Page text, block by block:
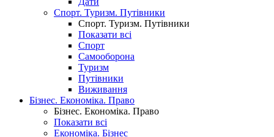
Спорт. Туризм. Путівники
Спорт. Туризм. Путівники
Показати всі
Спорт
Самооборона
Туризм
Путівники
Виживання
Бізнес. Економіка. Право
Бізнес. Економіка. Право
Показати всі
Економіка. Бізнес